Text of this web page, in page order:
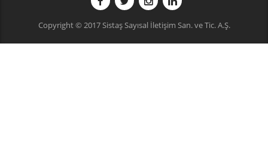
Copyright © 2017 Sistaş Sayısal İletişim San. ve Tic. A.Ş.